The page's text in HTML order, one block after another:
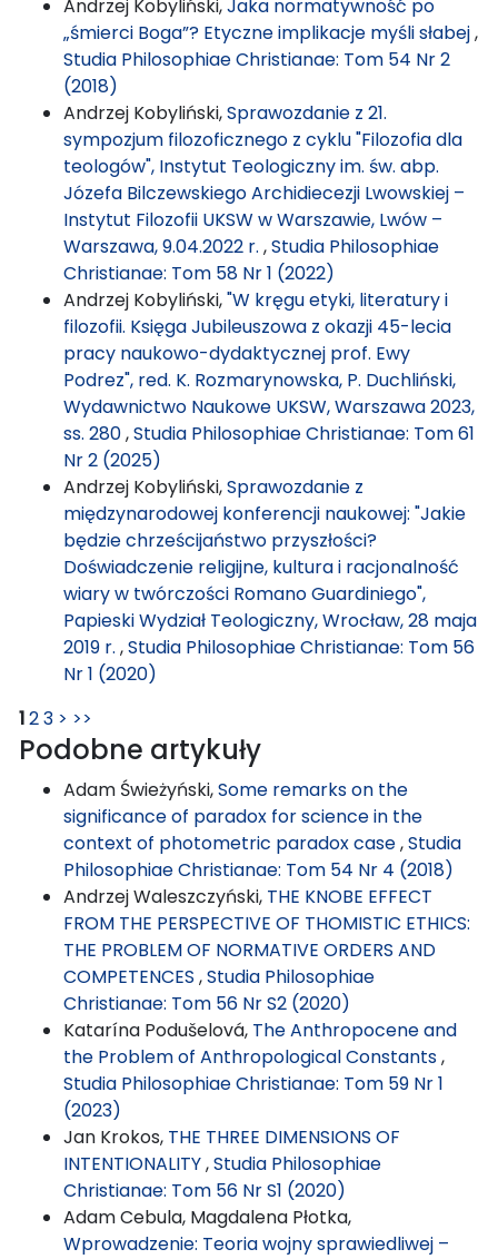
Andrzej Kobyliński,Jaka normatywność po
„śmierci Boga”? Etyczne implikacje myśli słabej,
Studia Philosophiae Christianae: Tom 54 Nr 2
(2018)
Andrzej Kobyliński,Sprawozdanie z 21.
sympozjum filozoficznego z cyklu "Filozofia dla
teologów", Instytut Teologiczny im. św. abp.
Józefa Bilczewskiego Archidiecezji Lwowskiej –
Instytut Filozofii UKSW w Warszawie, Lwów –
Warszawa, 9.04.2022 r. ,Studia Philosophiae
Christianae: Tom 58 Nr 1 (2022)
Andrzej Kobyliński,"W kręgu etyki, literatury i
filozofii. Księga Jubileuszowa z okazji 45-lecia
pracy naukowo-dydaktycznej prof. Ewy
Podrez", red. K. Rozmarynowska, P. Duchliński,
Wydawnictwo Naukowe UKSW, Warszawa 2023,
ss. 280,Studia Philosophiae Christianae: Tom 61
Nr 2 (2025)
Andrzej Kobyliński,Sprawozdanie z
międzynarodowej konferencji naukowej: "Jakie
będzie chrześcijaństwo przyszłości?
Doświadczenie religijne, kultura i racjonalność
wiary w twórczości Romano Guardiniego",
Papieski Wydział Teologiczny, Wrocław, 28 maja
2019 r. ,Studia Philosophiae Christianae: Tom 56
Nr 1 (2020)
123 > >>
Podobne artykuły
Adam Świeżyński,Some remarks on the
significance of paradox for science in the
context of photometric paradox case,Studia
Philosophiae Christianae: Tom 54 Nr 4 (2018)
Andrzej Waleszczyński, THE KNOBE EFFECT
FROM THE PERSPECTIVE OF THOMISTIC ETHICS:
THE PROBLEM OF NORMATIVE ORDERS AND
COMPETENCES ,Studia Philosophiae
Christianae: Tom 56 Nr S2 (2020)
Katarína Podušelová, The Anthropocene and
the Problem of Anthropological Constants,
Studia Philosophiae Christianae: Tom 59 Nr 1
(2023)
Jan Krokos, THE THREE DIMENSIONS OF
INTENTIONALITY,Studia Philosophiae
Christianae: Tom 56 Nr S1 (2020)
Adam Cebula, Magdalena Płotka,
Wprowadzenie: Teoria wojny sprawiedliwej –